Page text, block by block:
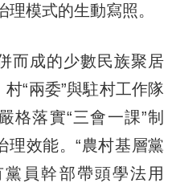
理模式的生動寫照。
成的少數民族聚居
“兩委”與駐村工作隊
格落實“三會一課”制
理效能。“農村基層黨
員幹部帶頭學法用